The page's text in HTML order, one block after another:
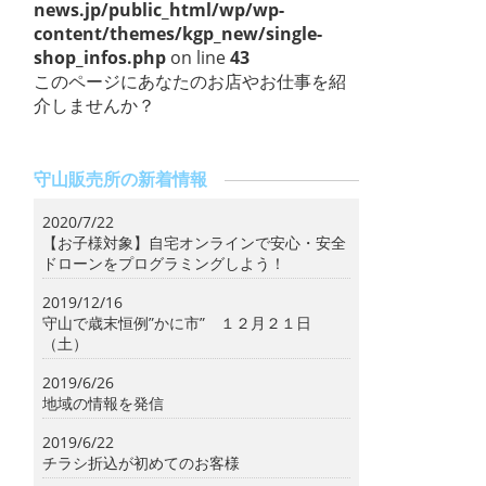
news.jp/public_html/wp/wp-
content/themes/kgp_new/single-
shop_infos.php on line43
このページにあなたのお店やお仕事を紹
介しませんか？
守山販売所の新着情報
2020/7/22
【お子様対象】自宅オンラインで安心・安全
ドローンをプログラミングしよう！
2019/12/16
守山で歳末恒例”かに市” １２月２１日
（土）
2019/6/26
地域の情報を発信
2019/6/22
チラシ折込が初めてのお客様